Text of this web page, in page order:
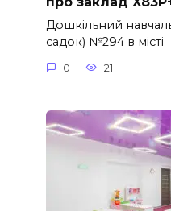
Дошкільний
садок) №294 в місті
0 21